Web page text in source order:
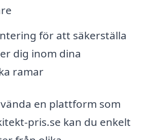
för att säkerställa
dig inom dina
ramar
en plattform som
pris.se kan du enkelt